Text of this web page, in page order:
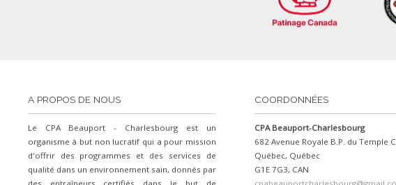
A PROPOS DE NOUS
Le CPA Beauport - Charlesbourg est un
organisme à but non lucratif qui a pour mission
d'offrir des programmes et des services de
qualité dans un environnement sain, donnés par
COORDONNÉES
CPA Beauport-Charlesbourg
682 Avenue Royale B.P. du Temple
Québec, Québec
G1E 7G3, CAN